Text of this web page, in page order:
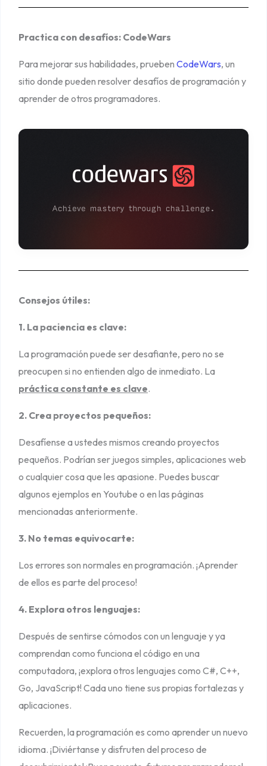
Practica con desafíos: CodeWars
Para mejorar sus habilidades, prueben CodeWars, un
sitio donde pueden resolver desafíos de programación y
aprender de otros programadores.
Consejos útiles:
1. La paciencia es clave:
La programación puede ser desafiante, pero no se
preocupen si no entienden algo de inmediato. La
práctica constante es clave.
2. Crea proyectos pequeños:
Desafíense a ustedes mismos creando proyectos
pequeños. Podrían ser juegos simples, aplicaciones web
o cualquier cosa que les apasione. Puedes buscar
algunos ejemplos en Youtube o en las páginas
mencionadas anteriormente.
3. No temas equivocarte:
Los errores son normales en programación. ¡Aprender
de ellos es parte del proceso!
4. Explora otros lenguajes:
Después de sentirse cómodos con un lenguaje y ya
comprendan como funciona el código en una
computadora, ¡explora otros lenguajes como C#, C++,
Go, JavaScript! Cada uno tiene sus propias fortalezas y
aplicaciones.
Recuerden, la programación es como aprender un nuevo
idioma. ¡Diviértanse y disfruten del proceso de